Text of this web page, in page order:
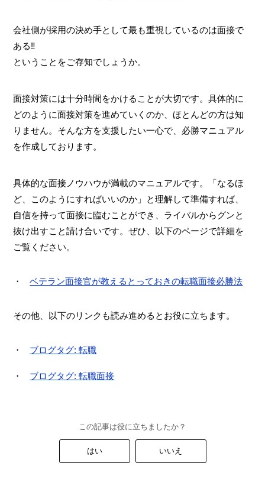
会社側が採用の決め手として最も重視しているのは面接で
ある‼
ということをご存知でしょうか。
面接対策には十分時間をかけることが大切です。具体的に
どのように面接対策を進めていくのか、ほとんどの方は知
りません。そんな方を支援したい一心で、必勝マニュアル
を作成しております。
具体的な面接ノウハウが満載のマニュアルです。「なるほ
ど、このようにすればいいのか」と理解して準備すれば、
自信を持って面接に臨むことができ、ライバルからグンと
抜け出すこと請け合いです。ぜひ、以下のページで詳細を
ご覧ください。
ベテラン面接官が教えるとっておきの転職面接必勝法
その他、以下のリンクも読み進めるとお役に立ちます。
ブログタグ: 転職
ブログタグ: 転職面接
この記事は役に立ちましたか？
はい いいえ